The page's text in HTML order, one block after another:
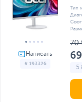
# 193326
Тип
70
5